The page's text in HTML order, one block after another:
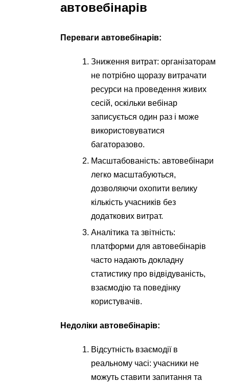
автовебінарів
Переваги автовебінарів:
Зниження витрат: організаторам
не потрібно щоразу витрачати
ресурси на проведення живих
сесій, оскільки вебінар
записується один раз і може
використовуватися
багаторазово.
Масштабованість: автовебінари
легко масштабуються,
дозволяючи охопити велику
кількість учасників без
додаткових витрат.
Аналітика та звітність:
платформи для автовебінарів
часто надають докладну
статистику про відвідуваність,
взаємодію та поведінку
користувачів.
Недоліки автовебінарів:
Відсутність взаємодії в
реальному часі: учасники не
можуть ставити запитання та